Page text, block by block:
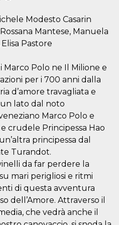
Modesto Casarin
Mantese, Manuela
Pastore
Polo ne Il Milione e
per i 700 anni dalla
d’amore travagliata e
lato dal noto
Marco Polo e
crudele Principessa Hao
principessa dal
Turandot.
da far perdere la
mari perigliosi e ritmi
di questa avventura
dell’Amore. Attraverso il
che vedrà anche il
utilizzato per le
prestazioni e
l'ottimizzazione
dei servizi di
memorizzazione
dei contenuti
sul browser per
pagine più
4
settimane
2 giorni
Questo cookie
viene utilizzato
dal servizio
Cookie-
Script.com per
consenso sui
visitatori. È
necessario che il
banner dei
cookie di
Cookie-
Script.com
funzioni